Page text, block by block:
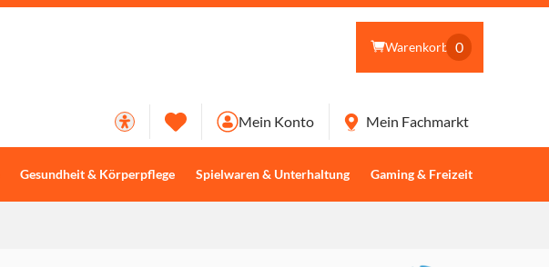
Warenkorb 0
Gesundheit & Körperpflege Spielwaren & Unterhaltung Gaming & Freizeit
Mein Konto Mein Fachmarkt